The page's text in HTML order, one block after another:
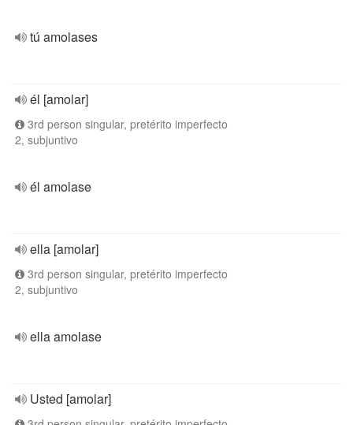
tú amolases
él [amolar]
3rd person singular, pretérito imperfecto
2, subjuntivo
él amolase
ella [amolar]
3rd person singular, pretérito imperfecto
2, subjuntivo
ella amolase
Usted [amolar]